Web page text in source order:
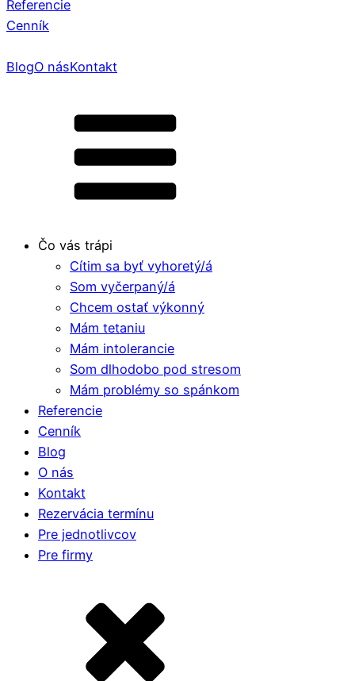
Referencie
Cenník
BlogO násKontakt
Čo vás trápi
Cítim sa byť vyhoretý/á
Som vyčerpaný/á
Chcem ostať výkonný
Mám tetaniu
Mám intolerancie
Som dlhodobo pod stresom
Mám problémy so spánkom
Referencie
Cenník
Blog
O nás
Kontakt
Rezervácia termínu
Pre jednotlivcov
Pre firmy